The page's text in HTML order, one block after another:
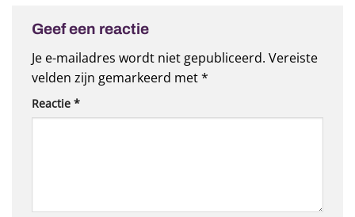
Geef een reactie
Je e-mailadres wordt niet gepubliceerd. Vereiste
velden zijn gemarkeerd met*
Reactie *